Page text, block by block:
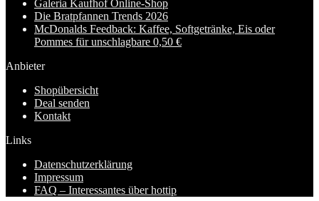
Galeria Kaufhof Online-Shop
Die Bratpfannen Trends 2026
McDonalds Feedback: Kaffee, Softgetränke, Eis oder
Pommes für unschlagbare 0,50 €
Anbieter
Shopübersicht
Deal senden
Kontakt
Links
Datenschutzerklärung
Impressum
FAQ – Interessantes über hottip